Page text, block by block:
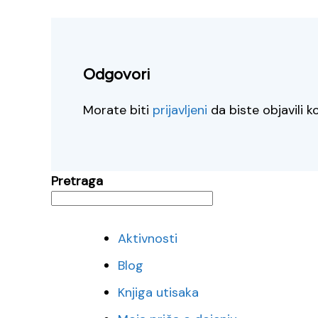
Odgovori
Morate biti prijavljeni da biste objavili
Pretraga
Aktivnosti
Blog
Knjiga utisaka